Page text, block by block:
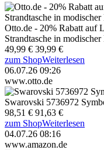
Otto.de - 20% Rabatt
Strandtasche in
49,99 € 39,99 €
zum ShopWeiterlesen
06.07.26 09:26
www.otto.de
Swarovski 5736972
98,51 € 91,63 €
zum ShopWeiterlesen
04.07.26 08:16
www.amazon.de